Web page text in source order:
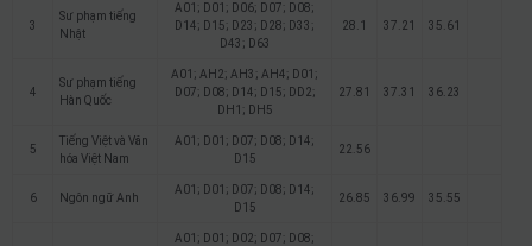
3
Sư phạm tiếng
Nhật
A01; D01; D06; D07; D08;
D14; D15; D23; D28; D33;
D43; D63
28.1 37.21 35.61
4
Sư phạm tiếng
Hàn Quốc
A01; AH2; AH3; AH4; D01;
D07; D08; D14; D15; DD2;
DH1; DH5
27.81 37.31 36.23
5
Tiếng Việt và Văn
hóa Việt Nam
A01; D01; D07; D08; D14;
D15
22.56
6 Ngôn ngữ Anh
A01; D01; D07; D08; D14;
D15
26.85 36.99 35.55
A01; D01; D02; D07; D08;